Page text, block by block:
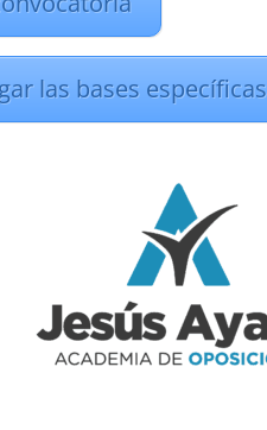
las bases específicas